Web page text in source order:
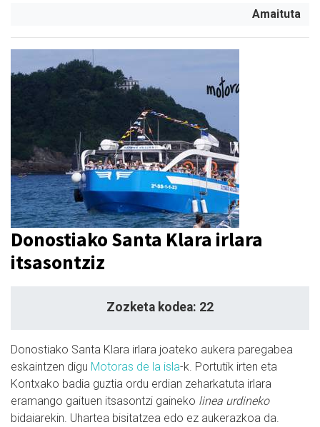
Amaituta
Donostiako Santa Klara irlara
itsasontziz
Zozketa kodea: 22
Donostiako Santa Klara irlara joateko aukera paregabea
eskaintzen digu Motoras de la isla-k. Portutik irten eta
Kontxako badia guztia ordu erdian zeharkatuta irlara
eramango gaituen itsasontzi gaineko linea urdineko
bidaiarekin. Uhartea bisitatzea edo ez aukerazkoa da.